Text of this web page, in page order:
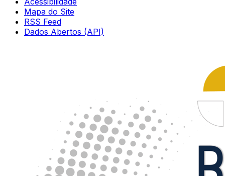
Mapa do Site
RSS Feed
Dados Abertos (API)